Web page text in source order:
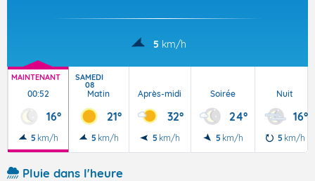
5 km/h
MAINTENANT
00:52
16°
5 km/h
SAMEDI
08
Matin
21°
5 km/h
Après-midi
32°
5 km/h
Soirée
24°
5 km/h
Nuit
16°
5 km/h
Pluie dans l'heure